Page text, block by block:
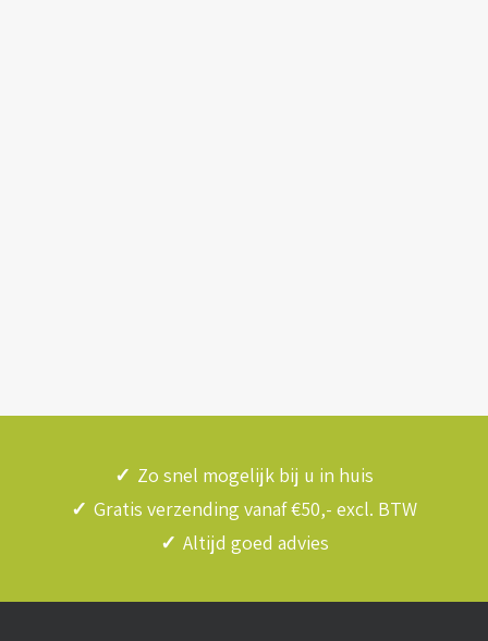
✓ Zo snel mogelijk bij u in huis
✓ Gratis verzending vanaf €50,- excl. BTW
✓ Altijd goed advies